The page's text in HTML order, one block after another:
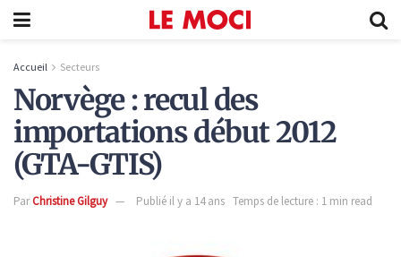
Accueil Secteurs
Norvège : recul des
importations début 2012
(GTA-GTIS)
ParChristine Gilguy Publié il y a 14 ans Temps de lecture : 1 min read